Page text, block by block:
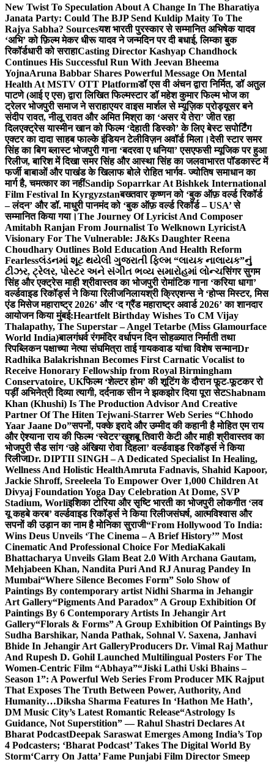
New Twist To Speculation About A Change In The Bharatiya
Janata Party: Could The BJP Send Kuldip Maity To The
Rajya Sabha? Sourcesयश भारती पुरस्कार से सम्मानित अभिषेक यादव
‘अभि’ को फ़िल्म मेकर धीरू यादव ने जन्मदिन पर दी बधाई, लिम्का बुक
रिकॉर्डधारी को सराहाCasting Director Kashyap Chandhock
Continues His Successful Run With Jeevan Bheema
YojnaAruna Babbar Shares Powerful Message On Mental
Health At MSTV OTT Platformडॉ एस वी अंचन द्वारा निर्मित, डॉ अतुल
पाटणे (आई ए एस) द्वारा लिखित फिल्मस्टार डॉ महेश कुमार फिल्म भोज का
ट्रेलर भोजपुरी समाज ने सराहाएयर वाइस मार्शल से म्यूज़िक प्रोड्यूसर बने
संदीप रावत, नीलू रावत और अमित मिश्रा का ‘असर ये तेरा’ जीत रहा
दिलएक्ट्रेस यास्मीन खान को फिल्म ‘देहाती डिस्को’ के लिए बेस्ट सपोर्टिंग
एक्टर का दादा साहब फाल्के इंडियन टेलीविज़न अवॉर्ड मिला।देसी स्टार समर
सिंह का बिग ब्लास्ट भोजपुरी गाना ‘बदरवा ए धनिया’ एसएफसी म्यूजिक पर हुआ
रिलीज, बारिश में दिखा समर सिंह और आस्था सिंह का जलवाभारत पॉडकास्ट में
फर्जी बाबाओं और पाखंड के खिलाफ बोले रोहित भार्गव- ज्योतिष समाधान का
मार्ग है, चमत्कार का नहींSandip Soparrkar At Bishkek International
Film Festival In Kyrgyzstanबख्तवार कृष्णन को ‘बुक ऑफ़ वर्ल्ड रिकॉर्ड
– लंदन’ और डॉ. माधुरी पानमंद को ‘बुक ऑफ़ वर्ल्ड रिकॉर्ड – USA’ से
सम्मानित किया गया।The Journey Of Lyricist And Composer
Amitabh Ranjan From Journalist To Welknown LyricistA
Visionary For The Vulnerable: J&Ks Daughter Reena
Choudhary Outlines Bold Education And Health Reform
Fearlessલંડનમાં શૂટ થયેલી ગુજરાતી ફિલ્મ “લાયક નાલાયક”નું
ટીઝર, ટ્રેલર, પોસ્ટર અને સંગીત ભવ્ય સમારોહમાં લોન્ચसिंगर सुगम
सिंह और एक्ट्रेस माही श्रीवास्तव का भोजपुरी रोमांटिक गाना ‘करिया धागा’
वर्ल्डवाइड रिकॉर्ड्स ने किया रिलीजनिलायश्री क्रिएशन्स ने ‘होप्स मिस्टर, मिस
एंड मिसेज महाराष्ट्र 2026’ और ‘द ग्रैंड महाराष्ट्र अवार्ड 2026’ का शानदार
आयोजन किया मुंबई:Heartfelt Birthday Wishes To CM Vijay
Thalapathy, The Superstar – Angel Tetarbe (Miss Glamourface
World India)बालगंधर्व रंगमंदिर वर्धापन दिन सोहळ्यात निर्माती तथा
रिपब्लिकन पक्षाच्या नेत्या संघमित्रा ताई गायकवाड यांचा विशेष सन्मानDr
Radhika Balakrishnan Becomes First Carnatic Vocalist to
Receive Honorary Fellowship from Royal Birmingham
Conservatoire, UKफिल्म ‘शेल्टर होम’ की शूटिंग के दौरान फूट-फूटकर रो
पड़ीं अभिनेत्री दिव्या त्यागी, दर्दनाक सीन ने झकझोर दिया पूरा सेटShabnam
Khan (Khushi) Is The Production Advisor And Creative
Partner Of The Hiten Tejwani-Starrer Web Series “Chhodo
Yaar Jaane Do”सपनों, पक्के इरादे और उम्मीद की कहानी है मोहित एम राय
और ऐश्याना राय की फिल्म ‘स्वेटर’खुशबू तिवारी केटी और माही श्रीवास्तव का
भोजपुरी सैड सांग ‘उहे अंखिया रोवा दिहला’ वर्ल्डवाइड रिकॉर्ड्स ने किया
रिलीजDr. DIPTII SINGH – A Dedicated Specialist In Healing,
Wellness And Holistic HealthAmruta Fadnavis, Shahid Kapoor,
Jackie Shroff, Sreeleela To Empower Over 1,000 Children At
Divyaj Foundation Yoga Day Celebration At Dome, SVP
Stadium, Worliइशिका टोरिया और सृष्टि भारती का भोजपुरी लोकगीत ‘लव
यू कहबे करब’ वर्ल्डवाइड रिकॉर्ड्स ने किया रिलीजसंघर्ष, आत्मविश्वास और
सपनों की उड़ान का नाम है मोनिका सुराजी“From Hollywood To India:
Wins Deus Unveils ‘The Cinema – A Brief History’” Most
Cinematic And Professional Choice For MediaKakali
Bhattacharya Unveils Glam Beat 2.0 With Archana Gautam,
Mehjabeen Khan, Nandita Puri And RJ Anurag Pandey In
Mumbai“Where Silence Becomes Form” Solo Show of
Paintings By contemporary artist Nidhi Sharma in Jehangir
Art Gallery“Pigments And Paradox” A Group Exhibition Of
Paintings By 6 Contemporary Artists In Jehangir Art
Gallery“Florals & Forms” A Group Exhibition Of Paintings By
Sudha Barshikar, Nanda Pathak, Sohnal V. Saxena, Janhavi
Bhide In Jehangir Art GalleryProducers Dr. Vimal Raj Mathur
And Rupesh D. Gohil Launched Multilingual Posters For The
Women-Centric Film “Abhaya”“Jiski Lathi Uski Bhains –
Season 1”: A Powerful Web Series From Producer MK Rajput
That Exposes The Truth Between Power, Authority, And
Humanity…Diksha Sharma Features In ‘Hathon Me Hath’,
DM Music City’s Latest Romantic Release“Astrology Is
Guidance, Not Superstition” — Rahul Shastri Declares At
Bharat PodcastDeepak Saraswat Emerges Among India’s Top
4 Podcasters; ‘Bharat Podcast’ Takes The Digital World By
Storm‘Carry On Jatta’ Fame Punjabi Film Director Smeep